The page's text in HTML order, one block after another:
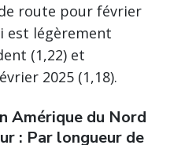
route pour février
est légèrement
(1,22) et
2025 (1,18).
Amérique du Nord
: Par longueur de